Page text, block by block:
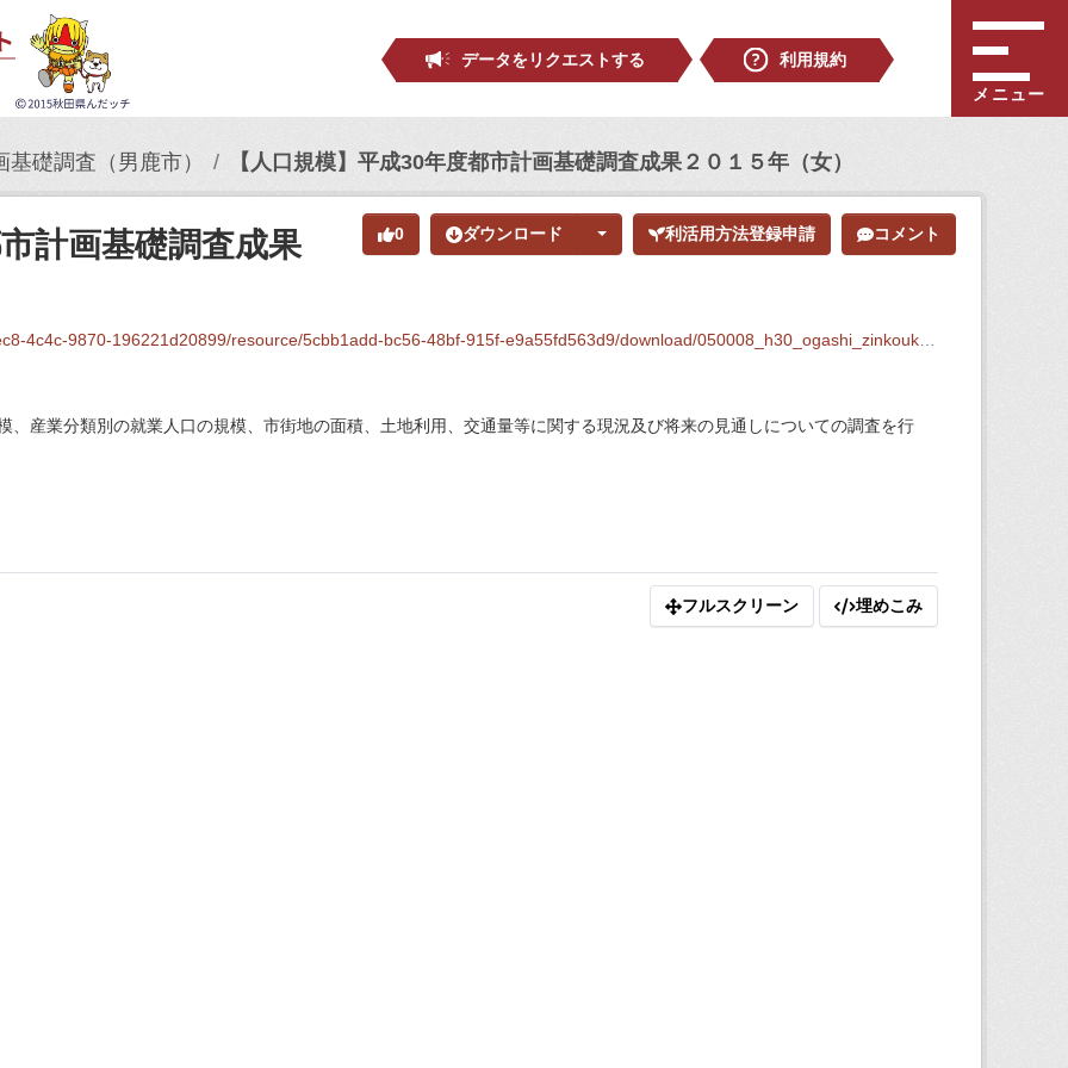
データをリクエストする
利用規約
メニュー
礎調査（男鹿市） 【人口規模】平成30年度都市計画基礎調査成果２０１５年（女）
0 ダウンロード 利活用方法登録申請 コメント
計画基礎調査成果
9870-196221d20899/resource/5cbb1add-bc56-48bf-915f-e9a55fd563d9/download/050008_h30_ogashi_zinkoukibo_2015_onna.csv
、産業分類別の就業人口の規模、市街地の面積、土地利用、交通量等に関する現況及び将来の見通しについての調査を行
フルスクリーン 埋めこみ